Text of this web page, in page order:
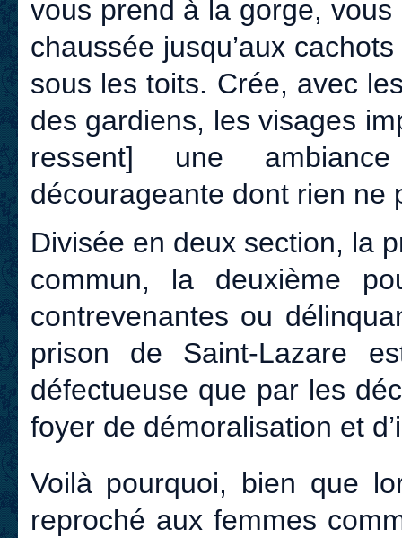
vous prend à la gorge,
chaussée jusqu’aux
sous les toits. Crée, avec
des gardiens, les visages
ressent] une
décourageante dont rien ne
Divisée en deux section, la
commun, la deuxième
contrevenantes ou
prison de Saint-Lazare
défectueuse que par les
foyer de démoralisation et
Voilà pourquoi, bien que
reproché aux femmes